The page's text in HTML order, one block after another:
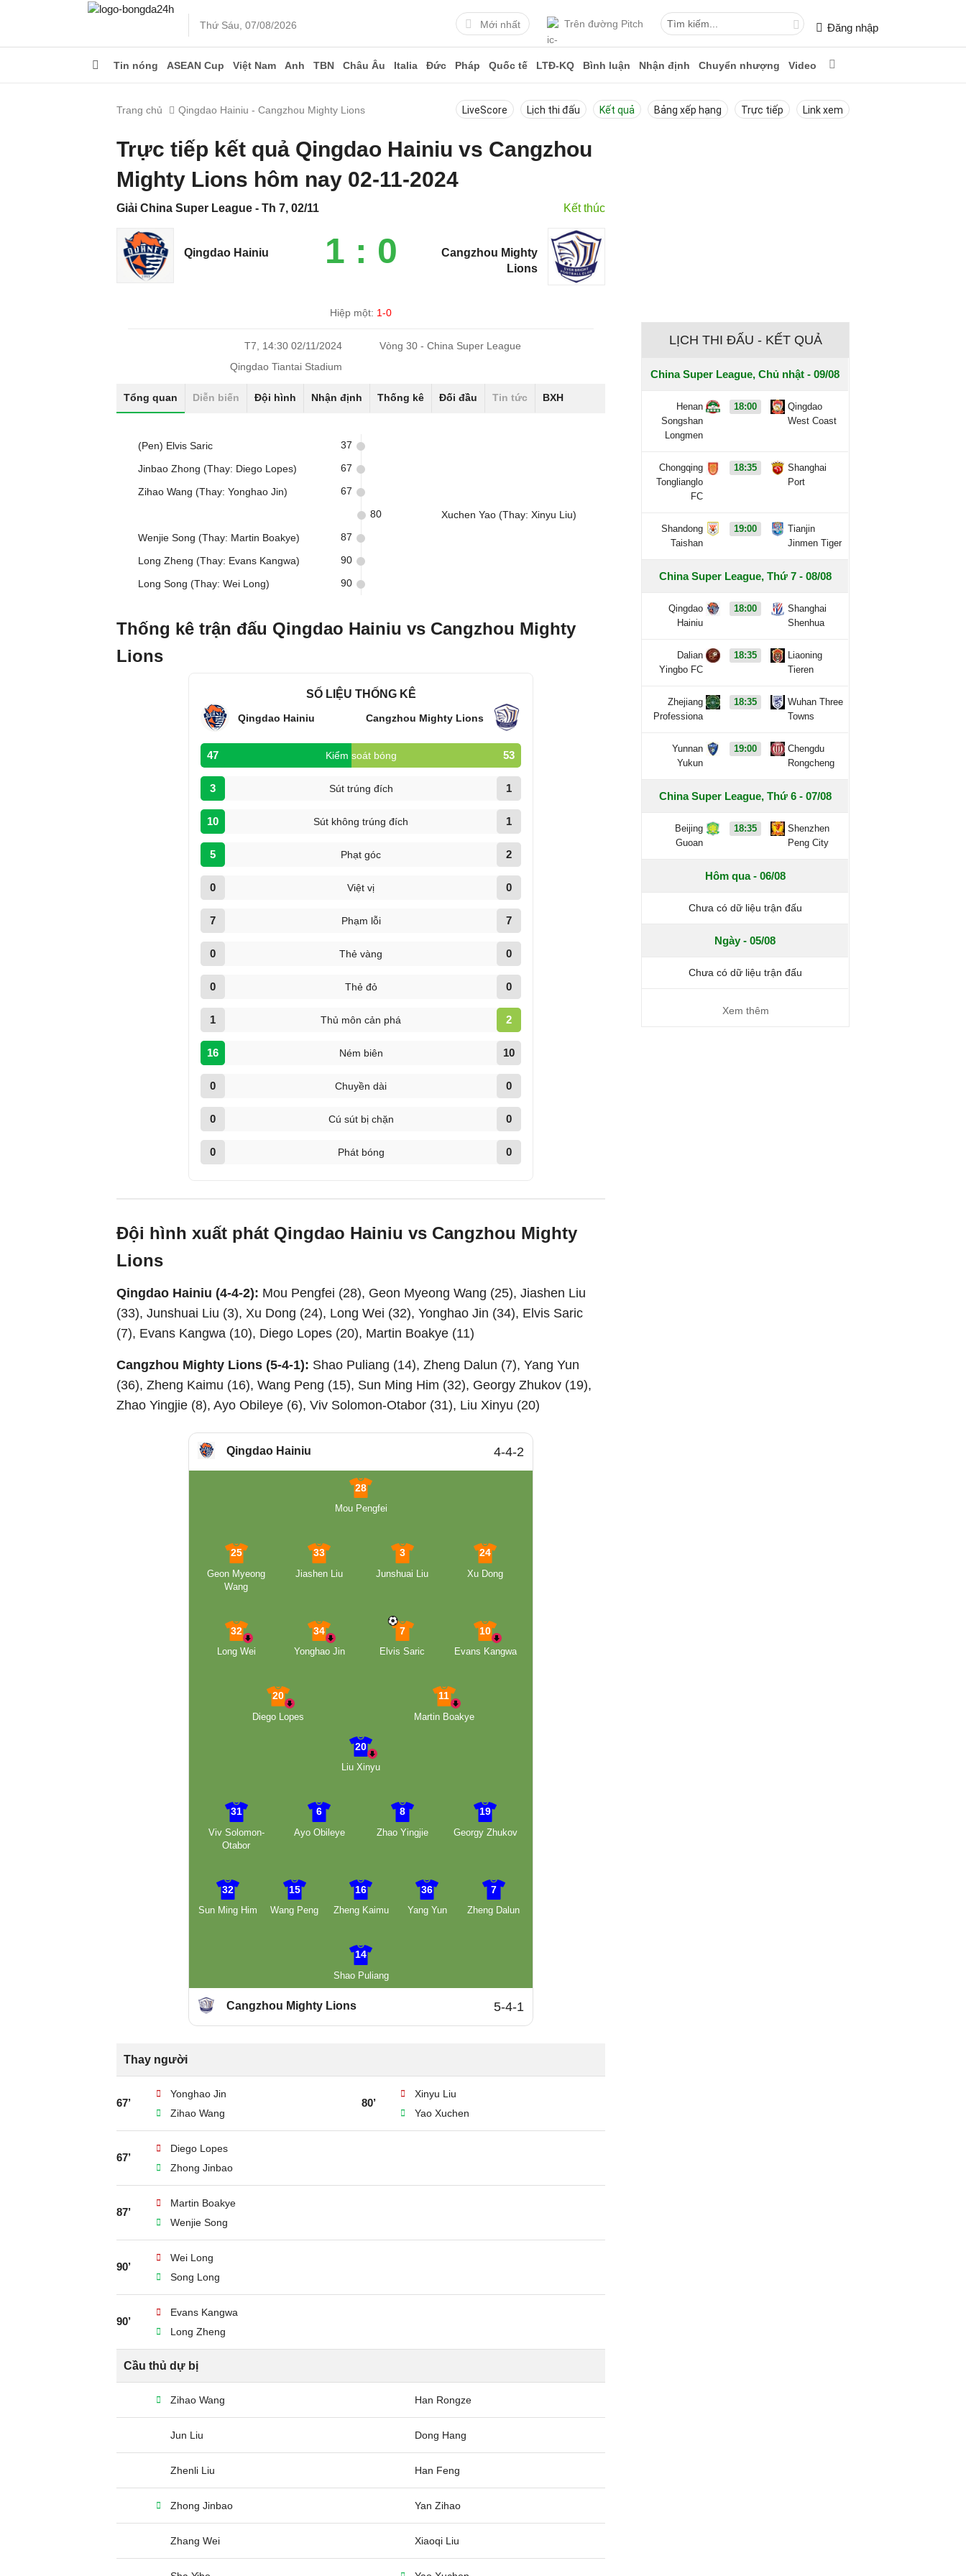
Thứ Sáu, 07/08/2026 Mới nhất Trên đường Pitch Đăng nhập
Tin nóng ASEAN Cup Việt Nam Anh TBN Châu Âu Italia Đức Pháp Quốc tế LTĐ-KQ Bình luận Nhận định Chuyển nhượng Video
Trang chủ Qingdao Hainiu - Cangzhou Mighty Lions LiveScore Lịch thi đấu Kết quả Bảng xếp hạng Trực tiếp Link xem
Trực tiếp kết quả Qingdao Hainiu vs Cangzhou
Mighty Lions hôm nay 02-11-2024
Giải China Super League - Th 7, 02/11 Kết thúc
Qingdao Hainiu 1 : 0
Cangzhou Mighty
Lions
Hiệp một: 1-0
T7, 14:30 02/11/2024
Vòng 30 - China Super League
Qingdao Tiantai Stadium
Tổng quan Diễn biến Đội hình Nhận định Thống kê Đối đầu Tin tức BXH
(Pen) Elvis Saric 37
Jinbao Zhong (Thay: Diego Lopes) 67
Zihao Wang (Thay: Yonghao Jin) 67
Xuchen Yao (Thay: Xinyu Liu)
80
Wenjie Song (Thay: Martin Boakye) 87
Long Zheng (Thay: Evans Kangwa) 90
Long Song (Thay: Wei Long) 90
Thống kê trận đấu Qingdao Hainiu vs Cangzhou Mighty
Lions
SỐ LIỆU THỐNG KÊ
Qingdao Hainiu Cangzhou Mighty Lions
47 Kiểm soát bóng 53
3 Sút trúng đích 1
10 Sút không trúng đích 1
5 Phạt góc 2
0 Việt vị 0
7 Phạm lỗi 7
0 Thẻ vàng 0
0 Thẻ đỏ 0
1 Thủ môn cản phá 2
16 Ném biên 10
0 Chuyền dài 0
0 Cú sút bị chặn 0
0 Phát bóng 0
Đội hình xuất phát Qingdao Hainiu vs Cangzhou Mighty
Lions
Qingdao Hainiu (4-4-2): Mou Pengfei (28), Geon Myeong Wang (25), Jiashen Liu
(33), Junshuai Liu (3), Xu Dong (24), Long Wei (32), Yonghao Jin (34), Elvis Saric
(7), Evans Kangwa (10), Diego Lopes (20), Martin Boakye (11)
Cangzhou Mighty Lions (5-4-1): Shao Puliang (14), Zheng Dalun (7), Yang Yun
(36), Zheng Kaimu (16), Wang Peng (15), Sun Ming Him (32), Georgy Zhukov (19),
Zhao Yingjie (8), Ayo Obileye (6), Viv Solomon-Otabor (31), Liu Xinyu (20)
Qingdao Hainiu 4-4-2
28
Mou Pengfei
25
Geon Myeong
Wang
33
Jiashen Liu
3
Junshuai Liu
24
Xu Dong
32
Long Wei
34
Yonghao Jin
7
Elvis Saric
10
Evans Kangwa
20
Diego Lopes
11
Martin Boakye
20
Liu Xinyu
31
Viv Solomon-
Otabor
6
Ayo Obileye
8
Zhao Yingjie
19
Georgy Zhukov
32
Sun Ming Him
15
Wang Peng
16
Zheng Kaimu
36
Yang Yun
7
Zheng Dalun
14
Shao Puliang
Cangzhou Mighty Lions 5-4-1
Thay người
67’
Yonghao Jin
Zihao Wang
80’
Xinyu Liu
Yao Xuchen
67’
Diego Lopes
Zhong Jinbao
87’
Martin Boakye
Wenjie Song
90’
Wei Long
Song Long
90’
Evans Kangwa
Long Zheng
Cầu thủ dự bị
Zihao Wang Han Rongze
Jun Liu Dong Hang
Zhenli Liu Han Feng
Zhong Jinbao Yan Zihao
Zhang Wei Xiaoqi Liu
LỊCH THI ĐẤU - KẾT QUẢ
China Super League, Chủ nhật - 09/08
Henan
Songshan
Longmen
18:00
Qingdao
West Coast
Chongqing
Tonglianglo
FC
18:35
Shanghai
Port
Shandong
Taishan
19:00
Tianjin
Jinmen Tiger
China Super League, Thứ 7 - 08/08
Qingdao
Hainiu
18:00
Shanghai
Shenhua
Dalian
Yingbo FC
18:35
Liaoning
Tieren
Zhejiang
Professiona
18:35
Wuhan Three
Towns
Yunnan
Yukun
19:00
Chengdu
Rongcheng
China Super League, Thứ 6 - 07/08
Beijing
Guoan
18:35
Shenzhen
Peng City
Hôm qua - 06/08
Chưa có dữ liệu trận đấu
Ngày - 05/08
Chưa có dữ liệu trận đấu
Xem thêm